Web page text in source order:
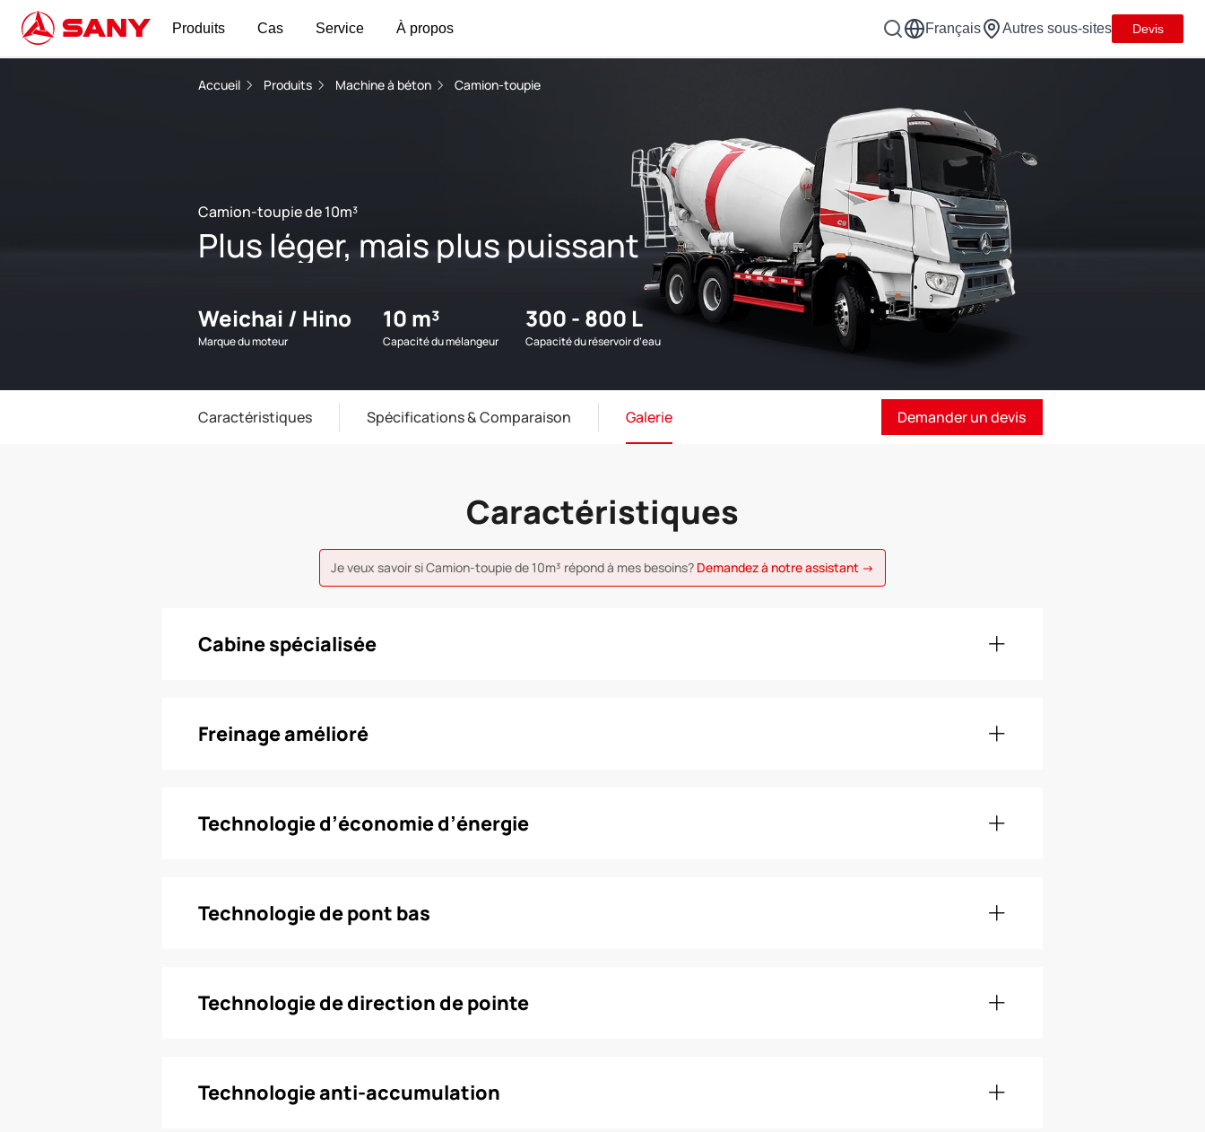
Produits Cas Service À propos Français Autres sous-sites Devis
Accueil Produits Machine à béton Camion-toupie
Camion-toupie de 10m³
Plus léger, mais plus puissant
Weichai / Hino
Marque du moteur
10 m³
Capacité du mélangeur
300 - 800 L
Capacité du réservoir d’eau
Caractéristiques Spécifications & Comparaison Galerie Demander un devis
Caractéristiques
Je veux savoir si Camion-toupie de 10m³ répond à mes besoins? Demandez à notre assistant →
Cabine spécialisée
Freinage amélioré
Technologie d’économie d’énergie
Technologie de pont bas
Technologie de direction de pointe
Technologie anti-accumulation